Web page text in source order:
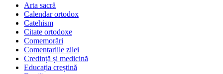
Arta sacră
Calendar ortodox
Catehism
Citate ortodoxe
Comemorări
Comentariile zilei
Credință și medicină
Educația creștină